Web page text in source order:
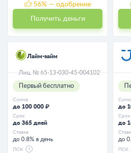
56% — одобрение
Получить деньги
Лайм-займ
Лиц. № 65-13-030-45-004102
Первый бесплатно
Сумма
до 100 000 ₽
Срок
до 365 дней
Ставка
до 0.8% в день
ПСК
до
Срок
до
до
ПСК